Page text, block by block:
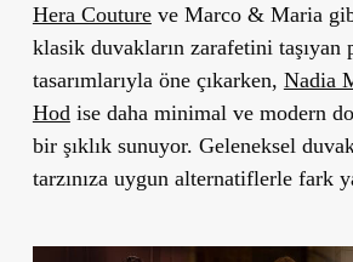
Hera Coutureve Marco & Maria
klasik duvakların zarafetini taşıyan
tasarımlarıyla öne çıkarken, Nadia
Hod ise daha minimal ve modern
bir şıklık sunuyor. Geleneksel
tarzınıza uygun alternatiflerle fark